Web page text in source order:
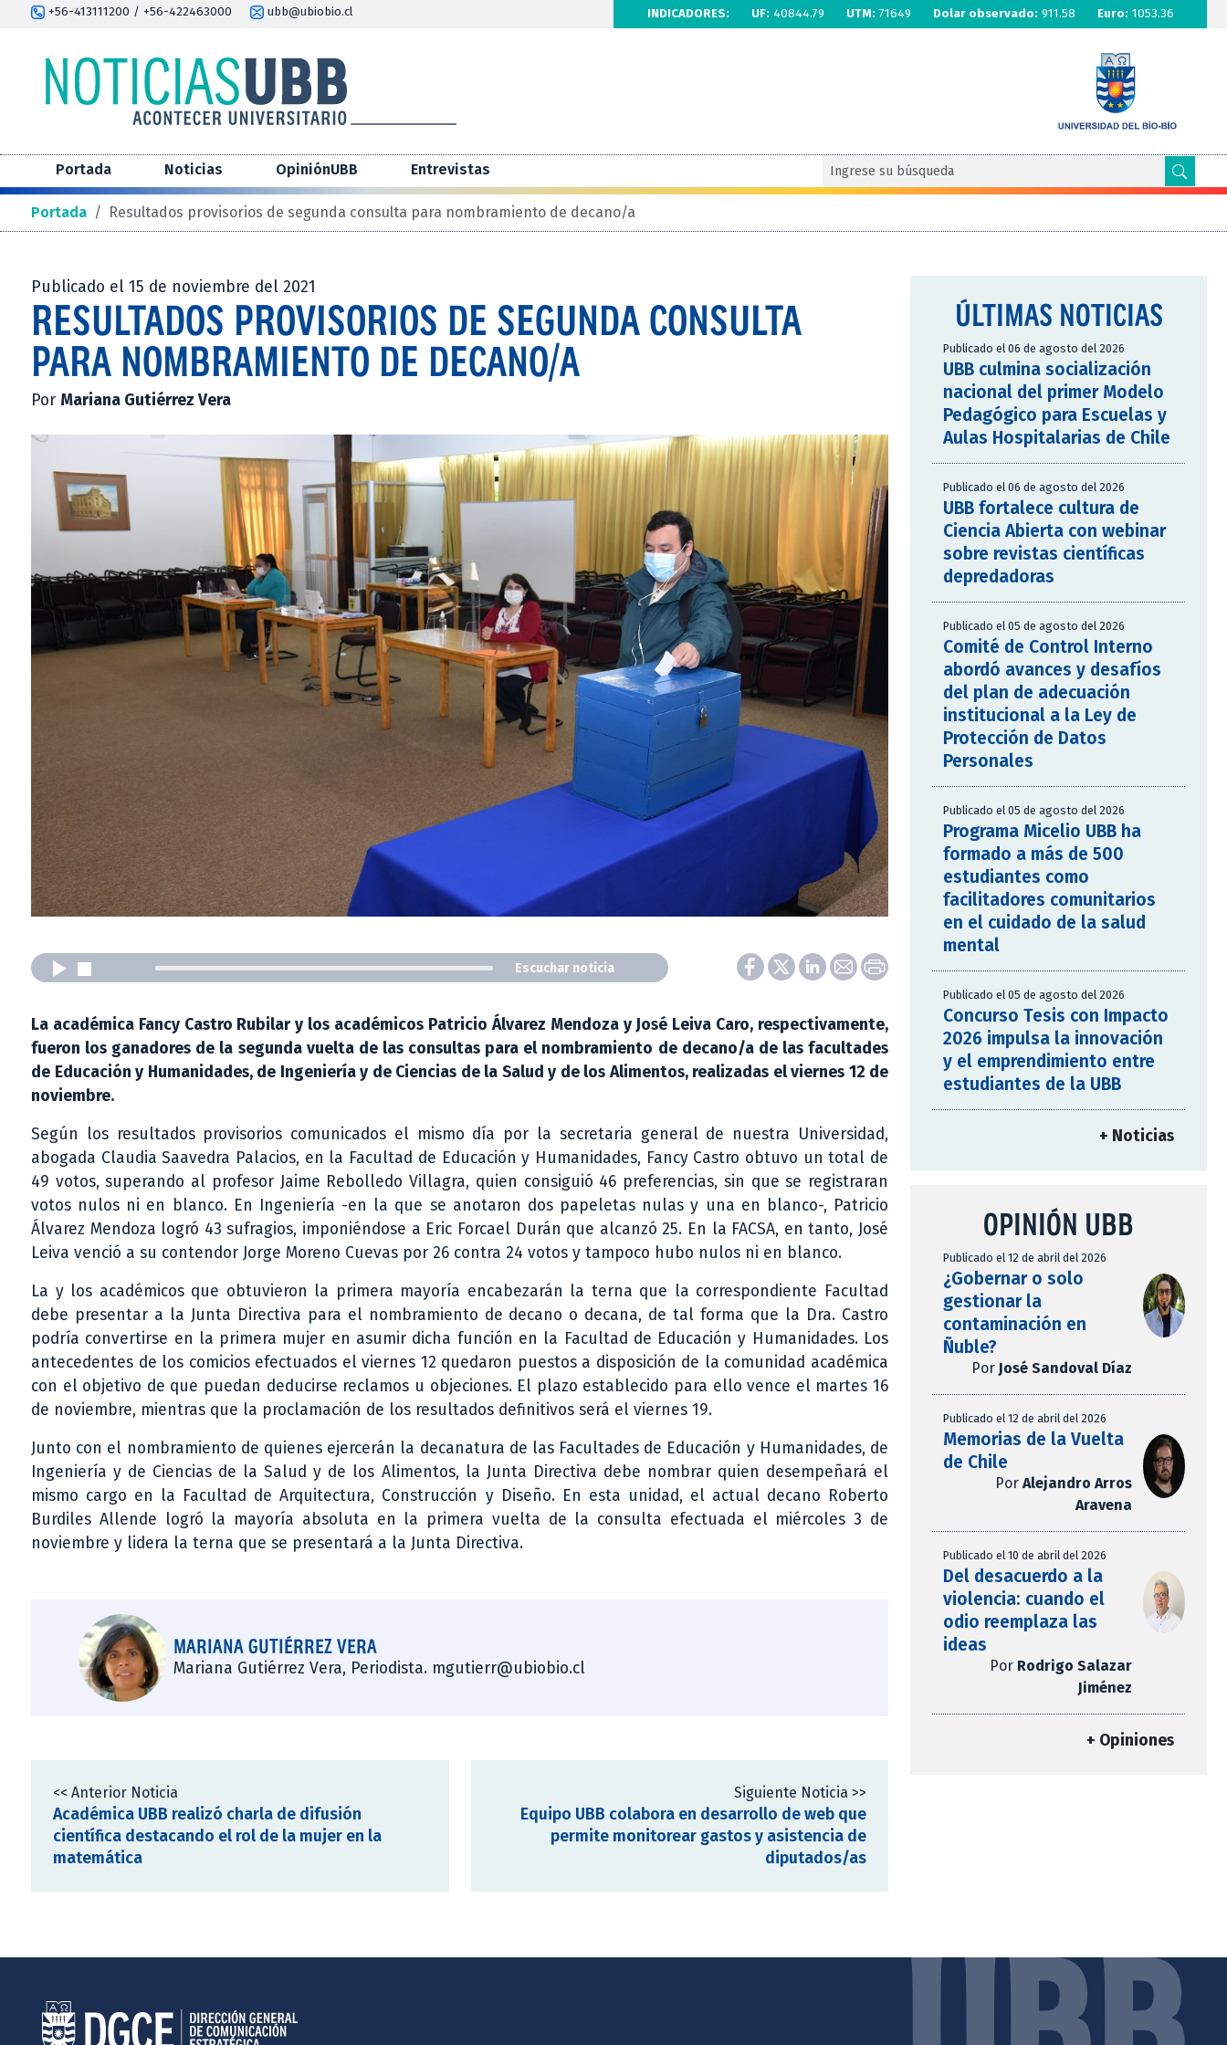
+56-413111200 / +56-422463000 ubb@ubiobio.cl INDICADORES: UF: 40844.79 UTM: 71649 Dolar observado: 911.58 Euro: 1053.36
Portada Noticias OpiniónUBB Entrevistas
Portada / Resultados provisorios de segunda consulta para nombramiento de decano/a
Publicado el 15 de noviembre del 2021
RESULTADOS PROVISORIOS DE SEGUNDA CONSULTA
PARA NOMBRAMIENTO DE DECANO/A
Por Mariana Gutiérrez Vera
Escuchar noticia
La académica Fancy Castro Rubilar y los académicos Patricio Álvarez Mendoza y José Leiva Caro, respectivamente,
fueron los ganadores de la segunda vuelta de las consultas para el nombramiento de decano/a de las facultades
de Educación y Humanidades, de Ingeniería y de Ciencias de la Salud y de los Alimentos, realizadas el viernes 12 de
noviembre.
Según los resultados provisorios comunicados el mismo día por la secretaria general de nuestra Universidad,
abogada Claudia Saavedra Palacios, en la Facultad de Educación y Humanidades, Fancy Castro obtuvo un total de
49 votos, superando al profesor Jaime Rebolledo Villagra, quien consiguió 46 preferencias, sin que se registraran
votos nulos ni en blanco. En Ingeniería -en la que se anotaron dos papeletas nulas y una en blanco-, Patricio
Álvarez Mendoza logró 43 sufragios, imponiéndose a Eric Forcael Durán que alcanzó 25. En la FACSA, en tanto, José
Leiva venció a su contendor Jorge Moreno Cuevas por 26 contra 24 votos y tampoco hubo nulos ni en blanco.
La y los académicos que obtuvieron la primera mayoría encabezarán la terna que la correspondiente Facultad
debe presentar a la Junta Directiva para el nombramiento de decano o decana, de tal forma que la Dra. Castro
podría convertirse en la primera mujer en asumir dicha función en la Facultad de Educación y Humanidades. Los
antecedentes de los comicios efectuados el viernes 12 quedaron puestos a disposición de la comunidad académica
con el objetivo de que puedan deducirse reclamos u objeciones. El plazo establecido para ello vence el martes 16
de noviembre, mientras que la proclamación de los resultados definitivos será el viernes 19.
Junto con el nombramiento de quienes ejercerán la decanatura de las Facultades de Educación y Humanidades, de
Ingeniería y de Ciencias de la Salud y de los Alimentos, la Junta Directiva debe nombrar quien desempeñará el
mismo cargo en la Facultad de Arquitectura, Construcción y Diseño. En esta unidad, el actual decano Roberto
Burdiles Allende logró la mayoría absoluta en la primera vuelta de la consulta efectuada el miércoles 3 de
noviembre y lidera la terna que se presentará a la Junta Directiva.
MARIANA GUTIÉRREZ VERA
Mariana Gutiérrez Vera, Periodista. mgutierr@ubiobio.cl
<< Anterior Noticia
Académica UBB realizó charla de difusión
científica destacando el rol de la mujer en la
matemática
Siguiente Noticia >>
Equipo UBB colabora en desarrollo de web que
permite monitorear gastos y asistencia de
diputados/as
ÚLTIMAS NOTICIAS
Publicado el 06 de agosto del 2026
UBB culmina socialización
nacional del primer Modelo
Pedagógico para Escuelas y
Aulas Hospitalarias de Chile
Publicado el 06 de agosto del 2026
UBB fortalece cultura de
Ciencia Abierta con webinar
sobre revistas científicas
depredadoras
Publicado el 05 de agosto del 2026
Comité de Control Interno
abordó avances y desafíos
del plan de adecuación
institucional a la Ley de
Protección de Datos
Personales
Publicado el 05 de agosto del 2026
Programa Micelio UBB ha
formado a más de 500
estudiantes como
facilitadores comunitarios
en el cuidado de la salud
mental
Publicado el 05 de agosto del 2026
Concurso Tesis con Impacto
2026 impulsa la innovación
y el emprendimiento entre
estudiantes de la UBB
+ Noticias
OPINIÓN UBB
Publicado el 12 de abril del 2026
¿Gobernar o solo
gestionar la
contaminación en
Ñuble?
Por José Sandoval Díaz
Publicado el 12 de abril del 2026
Memorias de la Vuelta
de Chile
Por Alejandro Arros
Aravena
Publicado el 10 de abril del 2026
Del desacuerdo a la
violencia: cuando el
odio reemplaza las
ideas
Por Rodrigo Salazar
Jiménez
+ Opiniones